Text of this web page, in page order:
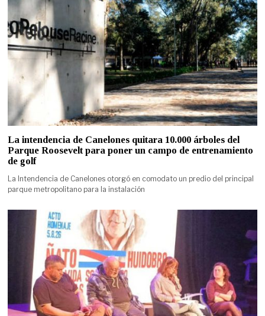
La intendencia de Canelones quitara 10.000 árboles del
Parque Roosevelt para poner un campo de entrenamiento
de golf
La Intendencia de Canelones otorgó en comodato un predio del principal
parque metropolitano para la instalación